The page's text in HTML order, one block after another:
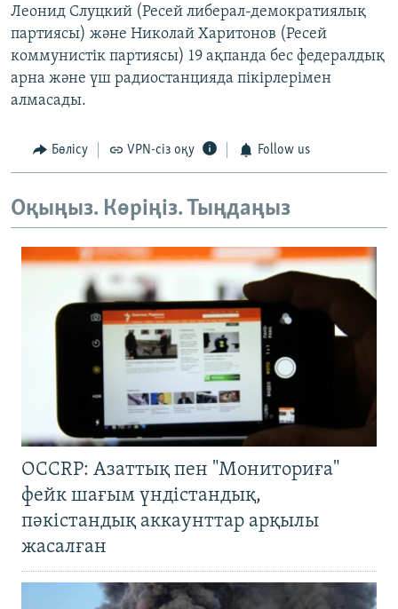
Леонид Слуцкий (Ресей либерал-демократиялық
партиясы) және Николай Харитонов (Ресей
коммунистік партиясы) 19 ақпанда бес федералдық
арна және үш радиостанцияда пікірлерімен
алмасады.
Бөлісу VPN-сіз оқу Follow us
Оқыңыз. Көріңіз. Тыңдаңыз
OCCRP: Азаттық пен "Мониториға"
фейк шағым үндістандық,
пәкістандық аккаунттар арқылы
жасалған